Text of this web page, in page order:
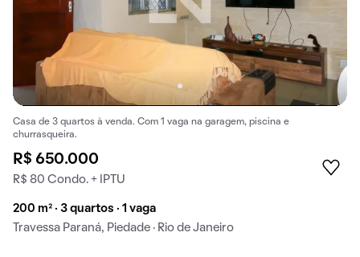
Casa de 3 quartos à venda. Com 1 vaga na garagem, piscina e
churrasqueira.
R$ 650.000
R$ 80 Condo. + IPTU
200 m² · 3 quartos · 1 vaga
Travessa Paraná, Piedade · Rio de Janeiro